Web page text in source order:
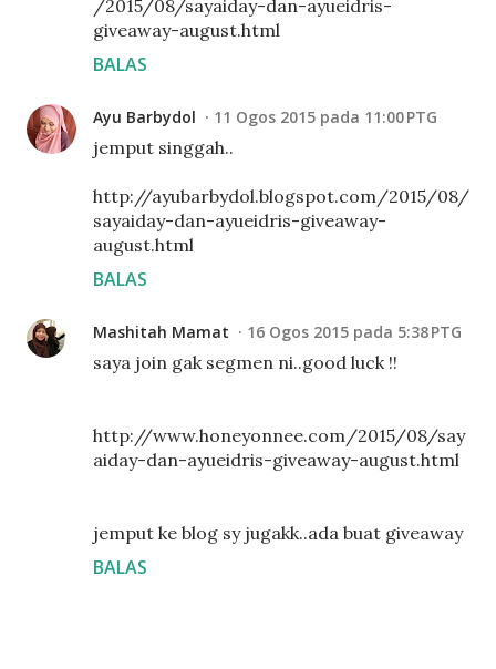
/2015/08/sayaiday-dan-ayueidris-
giveaway-august.html
BALAS
Ayu Barbydol 11 Ogos 2015 pada 11:00 PTG
jemput singgah..
http://ayubarbydol.blogspot.com/2015/08/
sayaiday-dan-ayueidris-giveaway-
august.html
BALAS
Mashitah Mamat 16 Ogos 2015 pada 5:38 PTG
saya join gak segmen ni..good luck !!
http://www.honeyonnee.com/2015/08/say
aiday-dan-ayueidris-giveaway-august.html
jemput ke blog sy jugakk..ada buat giveaway
BALAS